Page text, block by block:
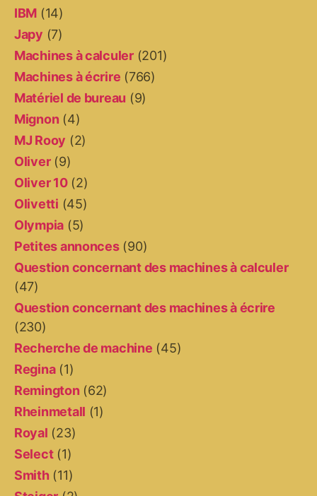
IBM (14)
Japy (7)
Machines à calculer(201)
Machines à écrire (766)
Matériel de bureau (9)
Mignon (4)
MJ Rooy (2)
Oliver(9)
Oliver 10(2)
Olivetti (45)
Olympia (5)
Petites annonces(90)
Question concernant des machines à calculer
(47)
Question concernant des machines à écrire
(230)
Recherche de machine (45)
Regina(1)
Remington (62)
Rheinmetall (1)
Royal (23)
Select(1)
Smith(11)